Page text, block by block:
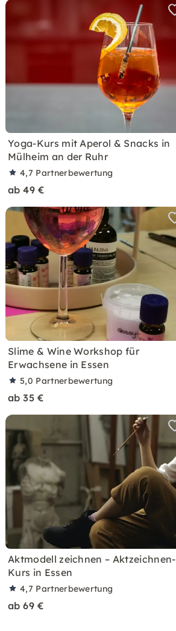
Yoga-Kurs mit Aperol & Snacks in
Mülheim an der Ruhr
4,7 Partnerbewertung
ab 49 €
Slime & Wine Workshop für
Erwachsene in Essen
5,0 Partnerbewertung
ab 35 €
Aktmodell zeichnen – Aktzeichnen-
Kurs in Essen
4,7 Partnerbewertung
ab 69 €